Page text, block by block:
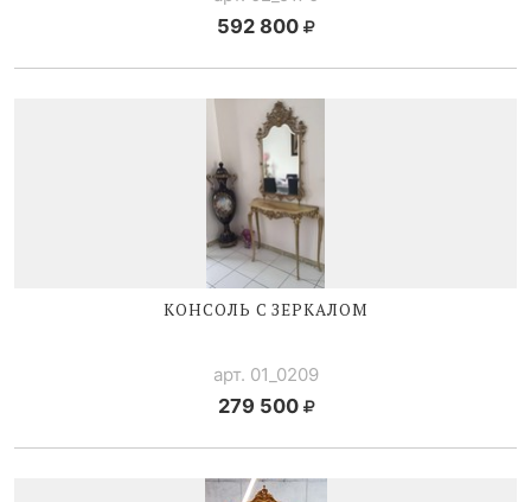
592 800
КОНСОЛЬ С ЗЕРКАЛОМ
арт. 01_0209
279 500